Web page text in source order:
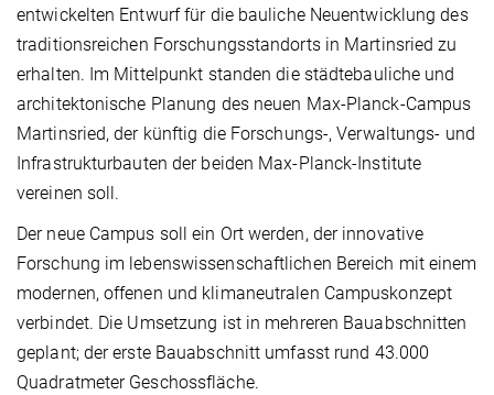
entwickelten Entwurf für die bauliche Neuentwicklung des
traditionsreichen Forschungsstandorts in Martinsried zu
erhalten. Im Mittelpunkt standen die städtebauliche und
architektonische Planung des neuen Max-Planck-Campus
Martinsried, der künftig die Forschungs-, Verwaltungs- und
Infrastrukturbauten der beiden Max-Planck-Institute
vereinen soll.
Der neue Campus soll ein Ort werden, der innovative
Forschung im lebenswissenschaftlichen Bereich mit einem
modernen, offenen und klimaneutralen Campuskonzept
verbindet. Die Umsetzung ist in mehreren Bauabschnitten
geplant; der erste Bauabschnitt umfasst rund 43.000
Quadratmeter Geschossfläche.